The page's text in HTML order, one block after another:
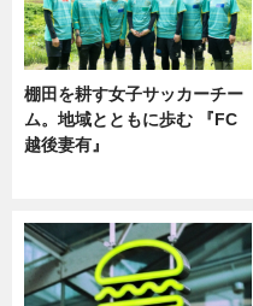
棚田を耕す女子サッカーチー
ム。地域とともに歩む 『FC
越後妻有』